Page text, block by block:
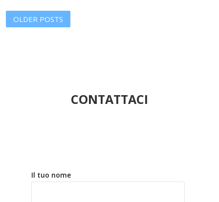
OLDER POSTS
CONTATTACI
Il tuo nome